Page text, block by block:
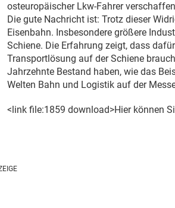
osteuropäischer Lkw-Fahrer
Die gute Nachricht ist: Trotz dieser
Eisenbahn. Insbesondere größere
Schiene. Die Erfahrung zeigt, dass
Transportlösung auf der Schiene
Jahrzehnte Bestand haben, wie das
Welten Bahn und Logistik auf der
<link file:1859 download>Hier können